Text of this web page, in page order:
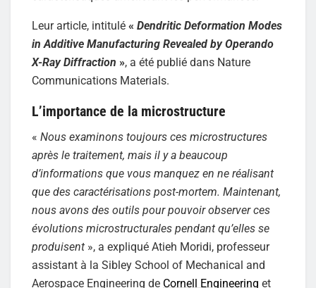
Leur article, intitulé « Dendritic Deformation Modes
in Additive Manufacturing Revealed by Operando
X-Ray Diffraction », a été publié dans Nature
Communications Materials.
L’importance de la microstructure
« Nous examinons toujours ces microstructures
après le traitement, mais il y a beaucoup
d’informations que vous manquez en ne réalisant
que des caractérisations post-mortem. Maintenant,
nous avons des outils pour pouvoir observer ces
évolutions microstructurales pendant qu’elles se
produisent », a expliqué Atieh Moridi, professeur
assistant à la Sibley School of Mechanical and
Aerospace Engineering de Cornell Engineering et